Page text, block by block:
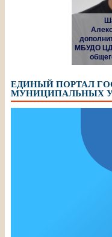
МБУДО
ЕДИНЫЙ ПОРТАЛ
МУНИЦИПАЛЬНЫХ